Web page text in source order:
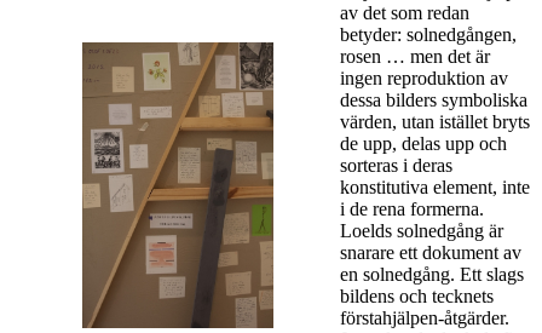
av det som redan
betyder: solnedgången,
rosen … men det är
ingen reproduktion av
dessa bilders symboliska
värden, utan istället bryts
de upp, delas upp och
sorteras i deras
konstitutiva element, inte
i de rena formerna.
Loelds solnedgång är
snarare ett dokument av
en solnedgång. Ett slags
bildens och tecknets
förstahjälpen-åtgärder.